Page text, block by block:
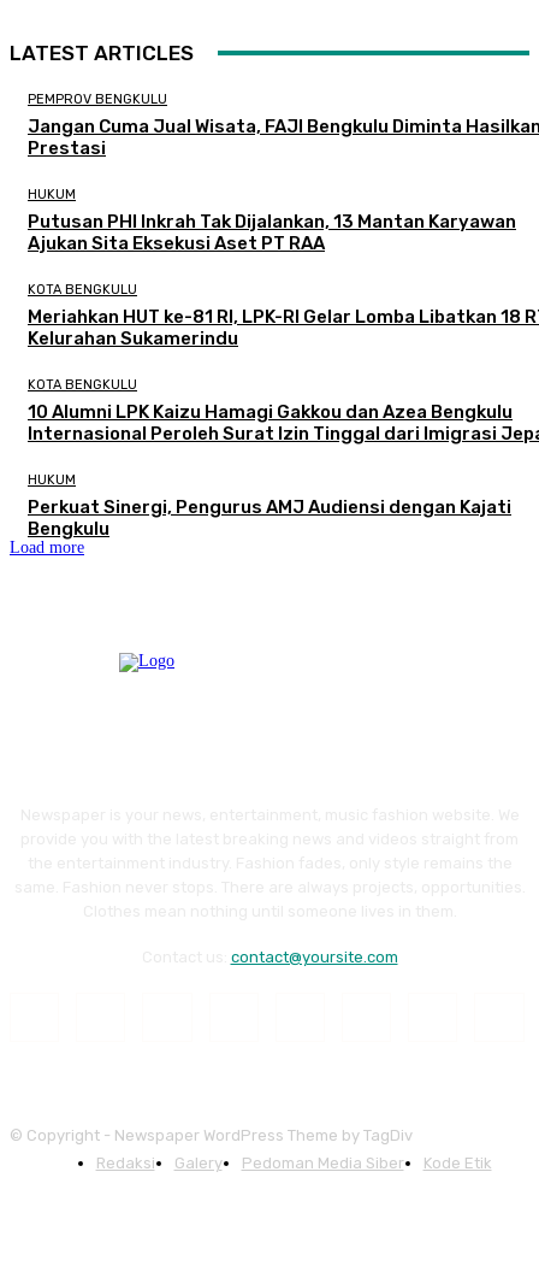
LATEST ARTICLES
PEMPROV BENGKULU
Jangan Cuma Jual Wisata, FAJI Bengkulu Diminta
Prestasi
HUKUM
Putusan PHI Inkrah Tak Dijalankan, 13 Mantan Karyawan
Ajukan Sita Eksekusi Aset PT RAA
KOTA BENGKULU
Meriahkan HUT ke-81 RI, LPK-RI Gelar Lomba Libatkan 18
Kelurahan Sukamerindu
KOTA BENGKULU
‎10 Alumni LPK Kaizu Hamagi Gakkou dan Azea Bengkulu
Internasional Peroleh Surat Izin Tinggal dari Imigrasi
HUKUM
Perkuat Sinergi, Pengurus AMJ Audiensi dengan Kajati
Bengkulu
Load more
contact@yoursite.com
© Copyright - Newspaper WordPress Theme by TagDiv
Redaksi
Galery Pedoman Media Siber Kode Etik